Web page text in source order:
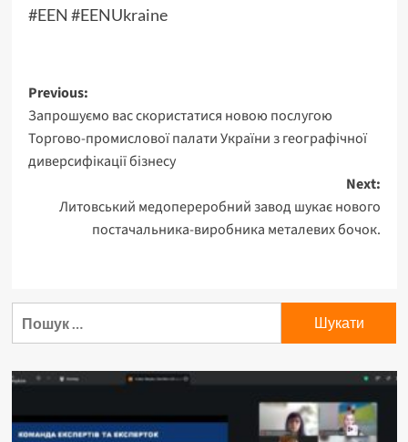
#EEN #EENUkraine
Post
navigation
Previous:
Запрошуємо вас скористатися новою послугою
Торгово-промислової палати України з географічної
диверсифікації бізнесу
Next:
Литовський медопереробний завод шукає нового
постачальника-виробника металевих бочок.